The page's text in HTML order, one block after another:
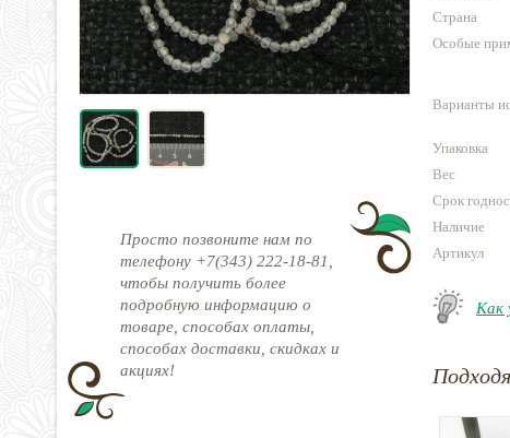
Просто позвоните нам по
телефону +7(343) 222-18-81,
чтобы получить более
подробную информацию о
товаре, способах оплаты,
способах доставки, скидках и
акциях!
Страна
Особые
Варианты
Упаковка
Вес
Срок
Наличие
Артикул
Как